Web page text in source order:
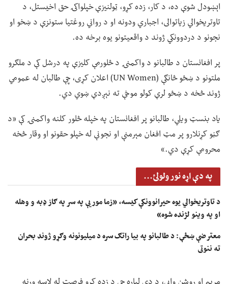
اېښودل شوې ده، د کار، زده کړو، ټولنیزې خپلواکۍ حق اخیستل، د
تاوتریخوالي زیاتوالی، اجباري ودونه او د رواني روغتیا ستونزې د ښخو او
نجونو د دردوونکي ژوند د واقعیتونو یوه برخه ده.
پر افغانستان د طالبانو د واکمنۍ د څلورمې کلیزې په درشل کې د ملګرو
ملتونو د ښځو څانګې (UN Women) اعلان کړی، چې طالبان له عمومي
ژوند څخه د ښځو لرې کولو موخې ته نېږدې ښوي دي.
یاد بنسټ ویلي، طالبانو پر افغانستان په خپله څلور کلنه واکمنۍ کې «د
ګڼو کړنلارو پر مټ افغان مېرمنې او نجونې له خپلو حقونو او وقار څخه
محرومې کړې دي.»
په دې اړه نور ولولئ...
د تاوتریخوالي یوه حیرانوونکې کیسه، «زما مور یې په سر په ګاز ډبه و وهله
او په وینو لژنده شوه»
معترضې ښځې: د طالبانو په بیا راتګ سره د میلیونونه وګړو ژوند بحران
ته ننوتی